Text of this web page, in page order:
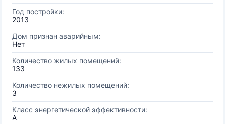
Год постройки:
2013
Дом признан аварийным:
Нет
Количество жилых помещений:
133
Количество нежилых помещений:
3
Класс энергетической эффективности:
A